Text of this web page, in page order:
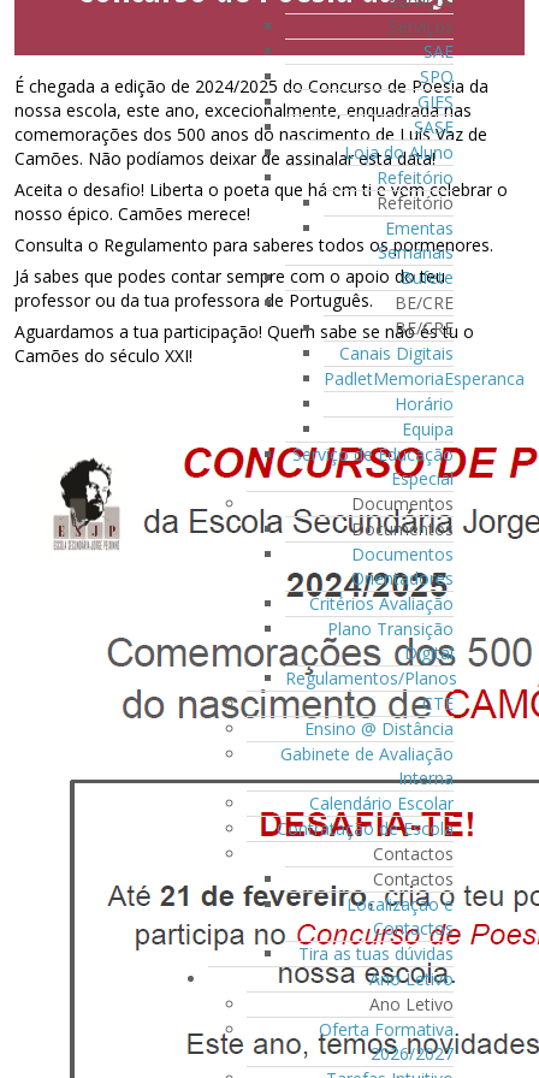
Serviços
SAE
SPO
GIES
SASE
Loja do Aluno
Refeitório
Refeitório
Ementas
Semanais
Bufete
BE/CRE
BE/CRE
Canais Digitais
PadletMemoriaEsperanca
Horário
Equipa
Serviço de Educação
Especial
Documentos
Documentos
Documentos
Orientadores
Critérios Avaliação
Plano Transição
Digital
Regulamentos/Planos
CTE
Ensino @ Distância
Gabinete de Avaliação
Interna
Calendário Escolar
Contratação de Escola
Contactos
Contactos
Localização e
Contactos
Tira as tuas dúvidas
Ano Letivo
Ano Letivo
Oferta Formativa
2026/2027
É chegada a edição de 2024/2025 do Concurso de Poesia da
nossa escola, este ano, excecionalmente, enquadrada nas
comemorações dos 500 anos do nascimento de Luís Vaz de
Camões. Não podíamos deixar de assinalar esta data!
Aceita o desafio! Liberta o poeta que há em ti e vem celebrar o
nosso épico. Camões merece!
Consulta o Regulamento para saberes todos os pormenores.
Já sabes que podes contar sempre com o apoio do teu
professor ou da tua professora de Português.
Aguardamos a tua participação! Quem sabe se não és tu o
Camões do século XXI!